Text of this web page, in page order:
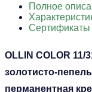
Полное
Сертификаты
OLLIN COLOR
золотисто-
перманентная